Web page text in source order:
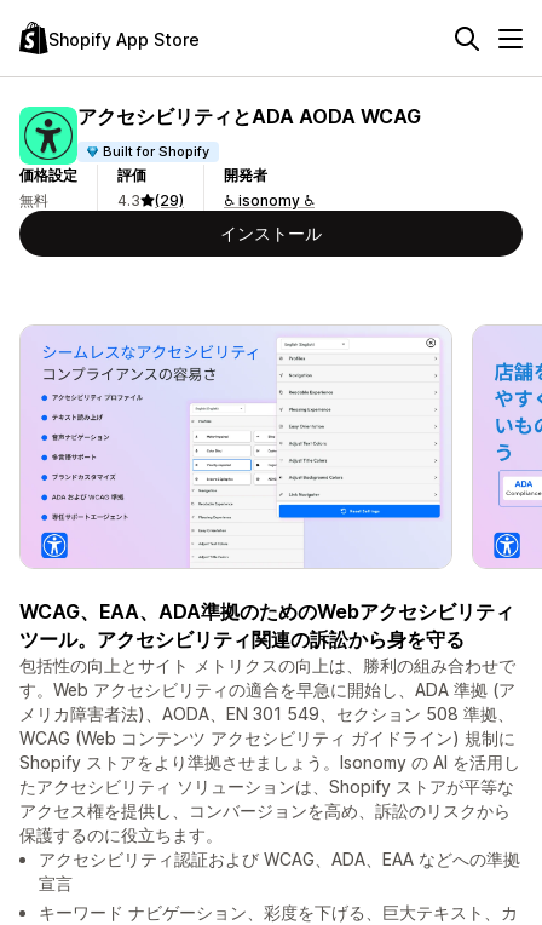
Shopify App Store
アクセシビリティとADA AODA WCAG
Built for Shopify
価格設定
無料
評価
4.3
(29)
開発者
♿ isonomy ♿
インストール
WCAG、EAA、ADA準拠のためのWebアクセシビリティ
ツール。アクセシビリティ関連の訴訟から身を守る
包括性の向上とサイト メトリクスの向上は、勝利の組み合わせで
す。Web アクセシビリティの適合を早急に開始し、ADA 準拠 (ア
メリカ障害者法)、AODA、EN 301 549、セクション 508 準拠、
WCAG (Web コンテンツ アクセシビリティ ガイドライン) 規制に
Shopify ストアをより準拠させましょう。Isonomy の AI を活用し
たアクセシビリティ ソリューションは、Shopify ストアが平等な
アクセス権を提供し、コンバージョンを高め、訴訟のリスクから
保護するのに役立ちます。
アクセシビリティ認証および WCAG、ADA、EAA などへの準拠
宣言
キーワード ナビゲーション、彩度を下げる、巨大テキスト、カ